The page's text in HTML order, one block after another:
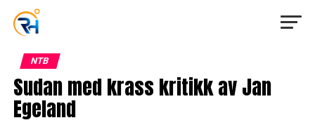
NTB
Sudan med krass kritikk av Jan
Egeland